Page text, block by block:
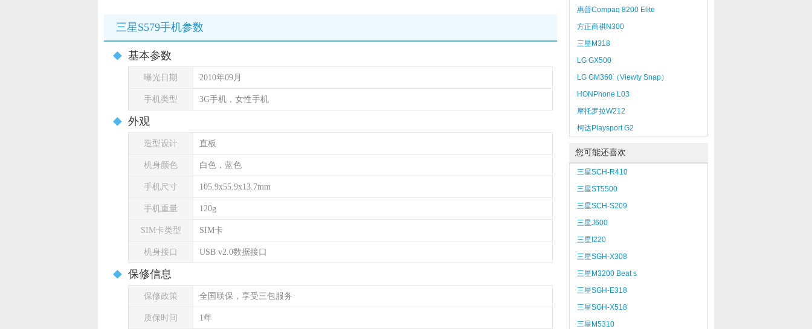
三星S579手机参数
基本参数
曝光日期 2010年09月
手机类型 3G手机，女性手机
外观
造型设计 直板
机身颜色 白色，蓝色
手机尺寸 105.9x55.9x13.7mm
手机重量 120g
SIM卡类型 SIM卡
机身接口 USB v2.0数据接口
保修信息
保修政策 全国联保，享受三包服务
质保时间 1年
惠普Compaq 8200 Elite
SFF（QD285PA）
方正商祺N300
三星M318
LG GX500
LG GM360（Viewty Snap）
HONPhone L03
摩托罗拉W212
柯达Playsport G2
您可能还喜欢
三星SCH-R410
三星ST5500
三星SCH-S209
三星J600
三星I220
三星SGH-X308
三星M3200 Beat s
三星SGH-E318
三星SGH-X518
三星M5310